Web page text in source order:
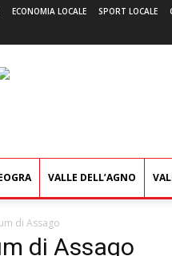
ECONOMIA LOCALE SPORT LOCALE
VALLE DELL’AGNO
di Assago
di Assago